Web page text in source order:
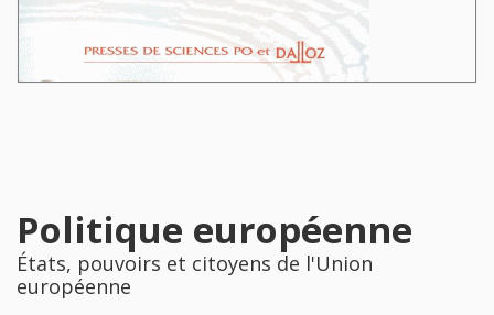
Politique européenne
États, pouvoirs et citoyens de l'Union
européenne